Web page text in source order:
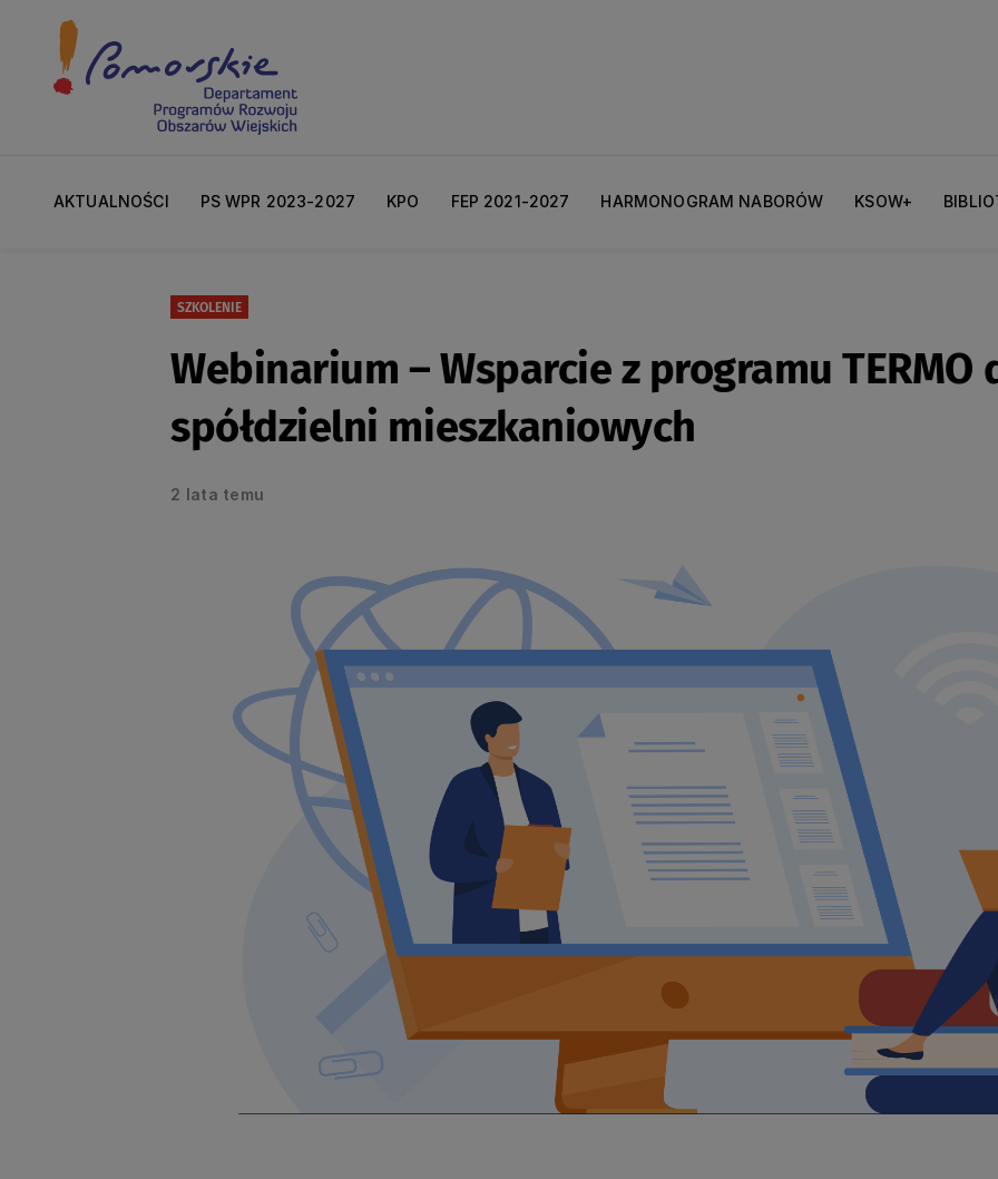
AKTUALNOŚCI PS WPR 2023-2027 KPO FEP 2021-2027 HARMONOGRAM NABORÓW KSOW+
SZKOLENIE
Webinarium – Wsparcie z programu
spółdzielni mieszkaniowych
2 lata temu